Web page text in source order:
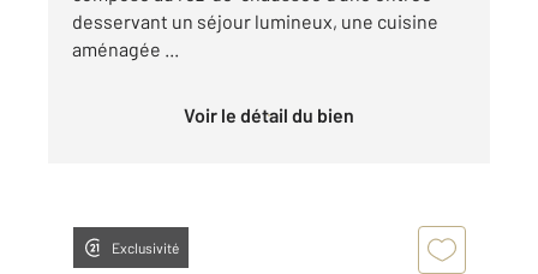
desservant un séjour lumineux, une cuisine
aménagée ...
Voir le détail du bien
Exclusivité